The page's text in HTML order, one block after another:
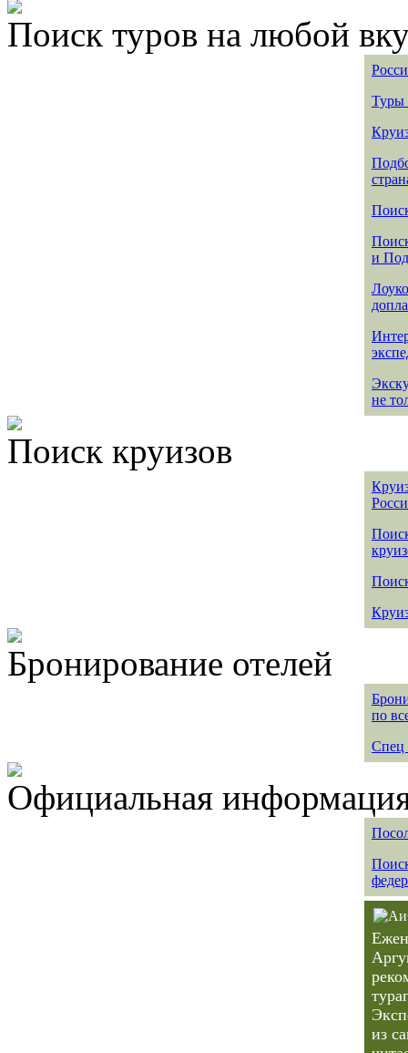
Поиск туров на любой
Туры
и
не
Поиск круизов
Бронирование отелей
по
Спец
Официальная
из